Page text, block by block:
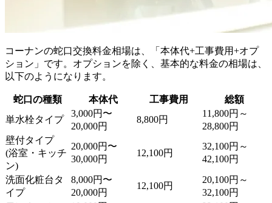
コーナンの蛇口交換料金相場は、「本体代+工事費用+オプ
ション」です。オプションを除く、基本的な料金の相場は、
以下のようになります。
蛇口の種類 本体代 工事費用
総額
単水栓タイプ
3,000円〜
20,000円
8,800円
11,800円～
28,800円
壁付タイプ
(浴室・キッチ
ン)
20,000円〜
30,000円
12,100円
32,100円～
42,100円
洗面化粧台タ
イプ
8,000円〜
20,000円
12,100円
20,100円～
32,100円